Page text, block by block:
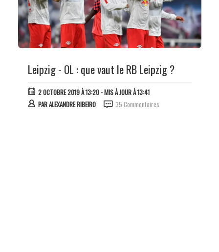
Leipzig - OL : que vaut le RB Leipzig ?
2 OCTOBRE 2019 À 13:20- MIS À JOUR À 13:41
PARALEXANDRE RIBEIRO 35 Commentaires